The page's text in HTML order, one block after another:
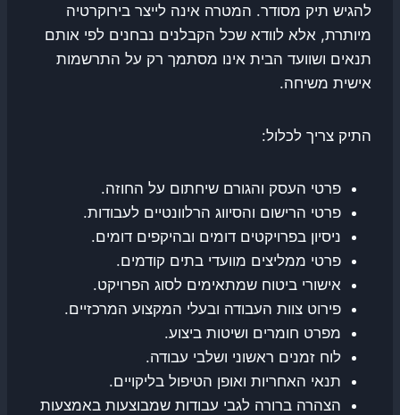
להגיש תיק מסודר. המטרה אינה לייצר בירוקרטיה
מיותרת, אלא לוודא שכל הקבלנים נבחנים לפי אותם
תנאים ושוועד הבית אינו מסתמך רק על התרשמות
אישית משיחה.
התיק צריך לכלול:
פרטי העסק והגורם שיחתום על החוזה.
פרטי הרישום והסיווג הרלוונטיים לעבודות.
ניסיון בפרויקטים דומים ובהיקפים דומים.
פרטי ממליצים מוועדי בתים קודמים.
אישורי ביטוח שמתאימים לסוג הפרויקט.
פירוט צוות העבודה ובעלי המקצוע המרכזיים.
מפרט חומרים ושיטות ביצוע.
לוח זמנים ראשוני ושלבי עבודה.
תנאי האחריות ואופן הטיפול בליקויים.
הצהרה ברורה לגבי עבודות שמבוצעות באמצעות